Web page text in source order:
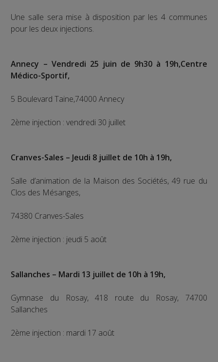
Une salle sera mise à disposition par les 4 communes
pour les deux injections.
Annecy – Vendredi 25 juin de 9h30 à 19h,Centre
Médico-Sportif,
5 Boulevard Taine,74000 Annecy
2ème injection : vendredi 30 juillet
Cranves-Sales – Jeudi 8 juillet de 10h à 19h,
Salle d’animation de la Maison des Sociétés, 49 rue du
Clos des Mésanges,
74380 Cranves-Sales
2ème injection : jeudi 5 août
Sallanches – Mardi 13 juillet de 10h à 19h,
Gymnase du Rosay, 418 route du Rosay, 74700
Sallanches
2ème injection : mardi 17 août